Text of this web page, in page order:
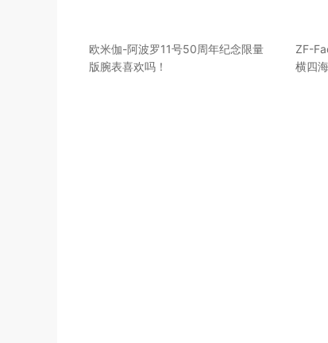
欧米伽-阿波罗11号50周年纪念限量
版腕表喜欢吗！
ZF-
横四